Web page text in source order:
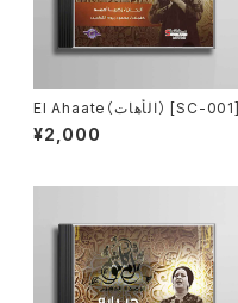
El Ahaate（الأهات） [SC-001]
¥2,000